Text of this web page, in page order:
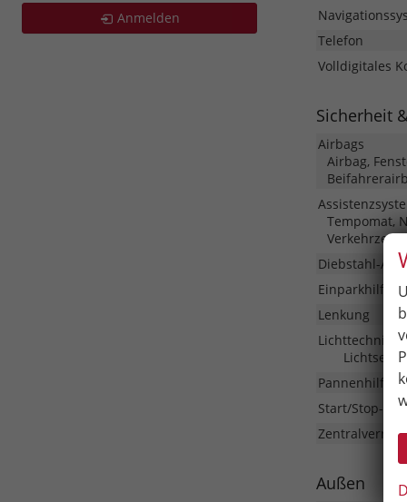
Telefon
Volldigitales
Sicherheit
Airbags
Airbag,
Tempomat,
Diebstahl-
Einparkhilfe
Lenkung
Lichttechnik
Pannenhilfe
Start/Stop-
Außen
Anmelden